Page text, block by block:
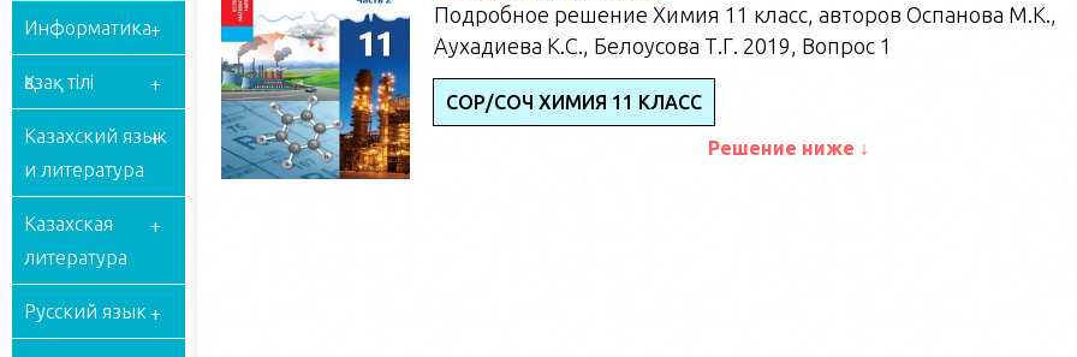
Информатика
Қазақ тілі
Казахский язык
и литература
Казахская
литература
Русский язык
Подробное решение Химия 11 класс, авторов Оспанова М.К.,
Аухадиева К.С., Белоусова Т.Г. 2019, Вопрос 1
СОР/СОЧ ХИМИЯ 11 КЛАСС
Решение ниже ↓